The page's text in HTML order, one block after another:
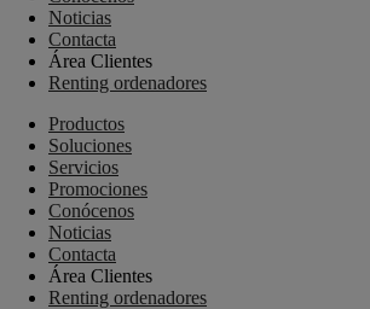
Noticias
Contacta
Área Clientes
Renting ordenadores
Productos
Soluciones
Servicios
Promociones
Conócenos
Noticias
Contacta
Área Clientes
Renting ordenadores